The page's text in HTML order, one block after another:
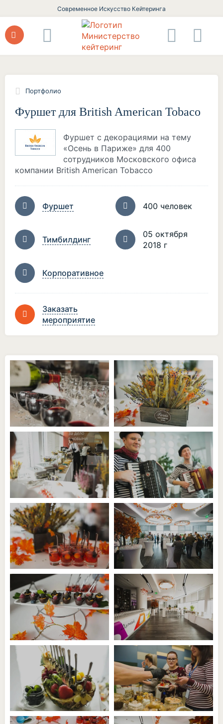
Современное Искусство Кейтеринга
Портфолио
Фуршет для British American Tobaco
Фуршет с декорациями на тему
«Осень в Париже» для 400
сотрудников Московского офиса
компании British American Tobacco
Фуршет 400 человек
Тимбилдинг
05 октября
2018 г
Корпоративное
Заказать
мероприятие